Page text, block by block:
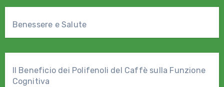
Benessere e Salute
Il Beneficio dei Polifenoli del Caffè sulla Funzione
Cognitiva